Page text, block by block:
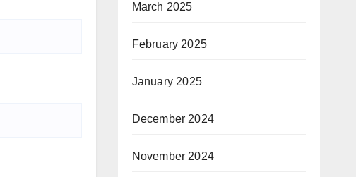
March 2025
February 2025
January 2025
December 2024
November 2024